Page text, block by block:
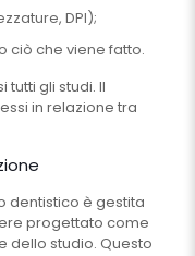
DPI);
ciò che viene fatto.
tutti gli studi. Il
in relazione tra
dentistico è gestita
progettato come
dello studio. Questo